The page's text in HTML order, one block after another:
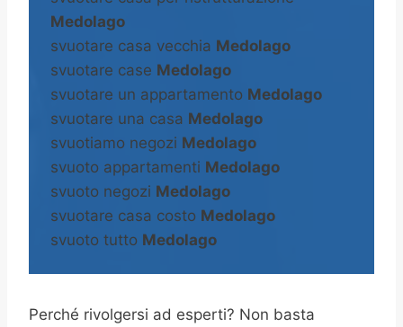
Medolago
svuotare casa vecchia Medolago
svuotare case Medolago
svuotare un appartamento Medolago
svuotare una casa Medolago
svuotiamo negozi Medolago
svuoto appartamenti Medolago
svuoto negozi Medolago
svuotare casa costo Medolago
svuoto tutto Medolago
Perché rivolgersi ad esperti? Non basta